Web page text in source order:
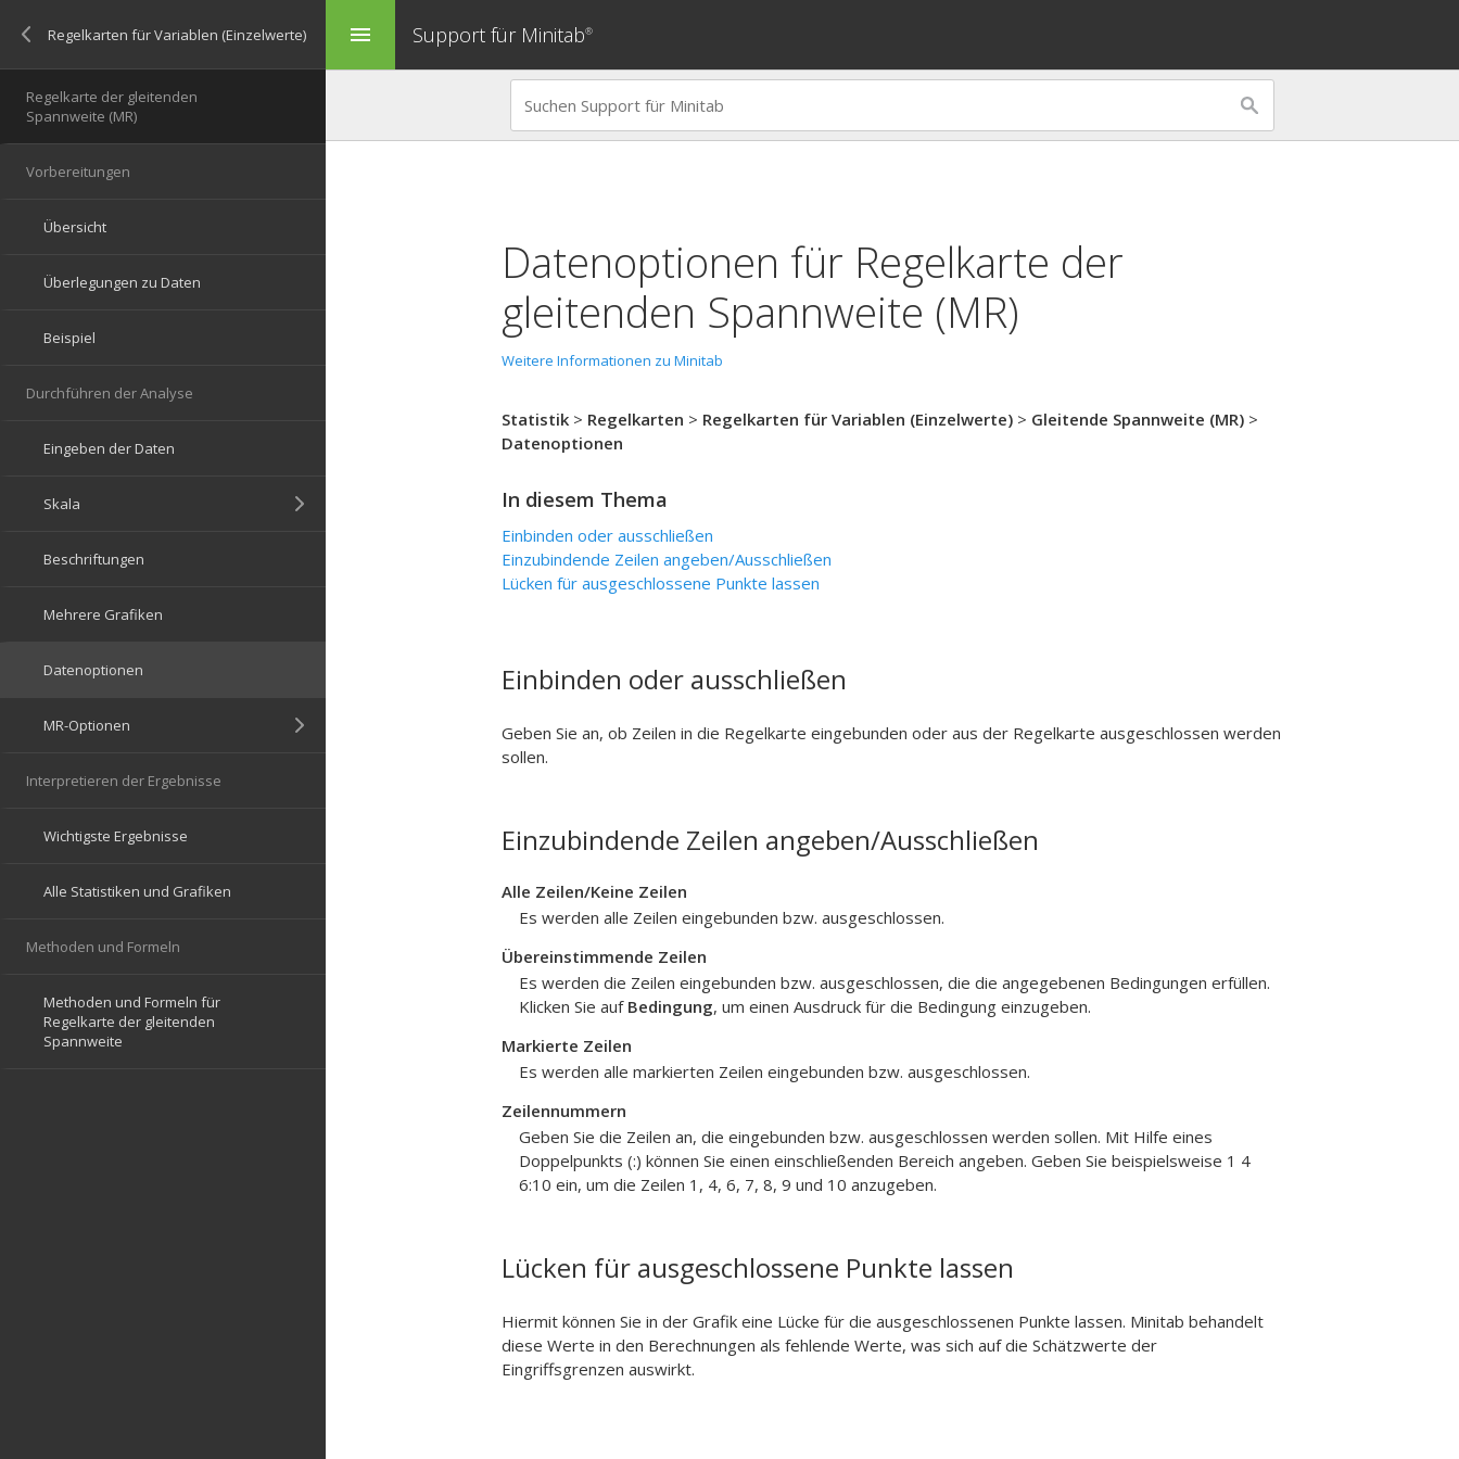
menu Support für Minitab®
Datenoptionen für Regelkarte der
gleitenden Spannweite (MR)
Weitere Informationen zu Minitab
Statistik > Regelkarten > Regelkarten für Variablen (Einzelwerte) > Gleitende Spannweite (MR) >
Datenoptionen
In diesem Thema
Einbinden oder ausschließen
Einzubindende Zeilen angeben/Ausschließen
Lücken für ausgeschlossene Punkte lassen
Einbinden oder ausschließen
Geben Sie an, ob Zeilen in die Regelkarte eingebunden oder aus der Regelkarte ausgeschlossen werden
sollen.
Einzubindende Zeilen angeben/Ausschließen
Alle Zeilen/Keine Zeilen
Es werden alle Zeilen eingebunden bzw. ausgeschlossen.
Übereinstimmende Zeilen
Es werden die Zeilen eingebunden bzw. ausgeschlossen, die die angegebenen Bedingungen erfüllen.
Klicken Sie auf Bedingung, um einen Ausdruck für die Bedingung einzugeben.
Markierte Zeilen
Es werden alle markierten Zeilen eingebunden bzw. ausgeschlossen.
Zeilennummern
Geben Sie die Zeilen an, die eingebunden bzw. ausgeschlossen werden sollen. Mit Hilfe eines
Doppelpunkts (:) können Sie einen einschließenden Bereich angeben. Geben Sie beispielsweise 1 4
6:10 ein, um die Zeilen 1, 4, 6, 7, 8, 9 und 10 anzugeben.
Lücken für ausgeschlossene Punkte lassen
Hiermit können Sie in der Grafik eine Lücke für die ausgeschlossenen Punkte lassen. Minitab behandelt
diese Werte in den Berechnungen als fehlende Werte, was sich auf die Schätzwerte der
Eingriffsgrenzen auswirkt.